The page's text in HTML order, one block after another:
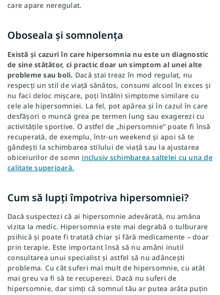
care apare neregulat.
Oboseala și somnolența
Există și cazuri în care hipersomnia nu este un diagnostic
de sine stătător, ci practic doar un simptom al unei alte
probleme sau boli. Dacă stai treaz în mod regulat, nu
respecți un stil de viață sănătos, consumi alcool în exces și
nu faci deloc mișcare, poți întâlni simptome similare cu
cele ale hipersomniei. La fel, pot apărea și în cazul în care
desfășori o muncă grea pe termen lung sau exagerezi cu
activitățile sportive. O astfel de „hipersomnie” poate fi însă
recuperată, de exemplu, într-un weekend și apoi să te
gândești la schimbarea stilului de viață sau la ajustarea
obiceiurilor de somn inclusiv schimbarea saltelei cu una de
calitate superioară.
Cum să lupți împotriva hipersomniei?
Dacă suspectezi că ai hipersomnie adevărată, nu amâna
vizita la medic. Hipersomnia este mai degrabă o tulburare
psihică și poate fi tratată chiar și fără medicamente – doar
prin terapie. Este important însă să nu amâni inutil
consultarea unui specialist și astfel să nu adâncești
problema. Cu cât suferi mai mult de hipersomnie, cu atât
mai greu va fi să te recuperezi. Dacă nu suferi de
hipersomnie, dar simți că somnul tău ar putea arăta puțin